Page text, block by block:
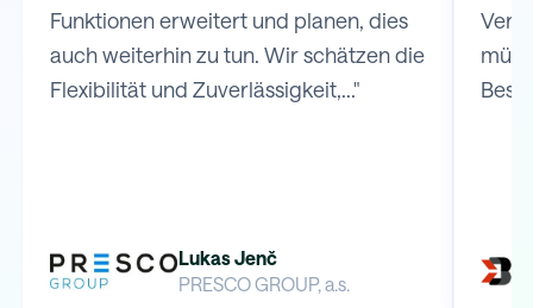
Funktionen erweitert und planen, dies
auch weiterhin zu tun. Wir schätzen die
Flexibilität und Zuverlässigkeit,..."
Lukas Jenč
PRESCO GROUP, a.s.